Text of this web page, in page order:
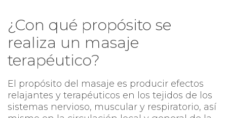
¿Con qué propósito se
realiza un masaje
terapéutico?
El propósito del masaje es producir efectos
relajantes y terapéuticos en los tejidos de los
sistemas nervioso, muscular y respiratorio, así